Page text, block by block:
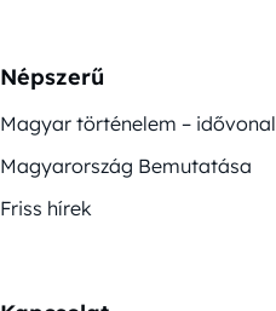
Népszerű
Magyar történelem – idővonal
Magyarország Bemutatása
Friss hírek